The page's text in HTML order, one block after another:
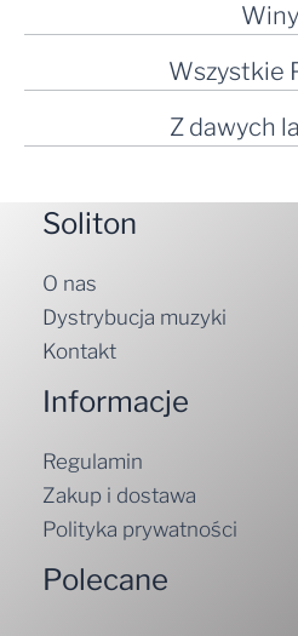
Wszystkie
Z dawych
Soliton
O nas
Dystrybucja muzyki
Kontakt
Informacje
Regulamin
Zakup i dostawa
Polityka prywatności
Polecane